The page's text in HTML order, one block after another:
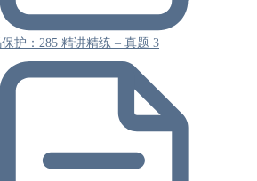
护：285 精讲精练 – 真题 3